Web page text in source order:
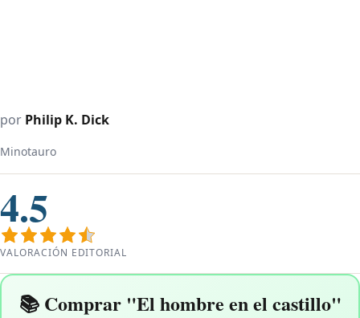
por Philip K. Dick
Minotauro
4.5
VALORACIÓN EDITORIAL
📚 Comprar "El hombre en el castillo"